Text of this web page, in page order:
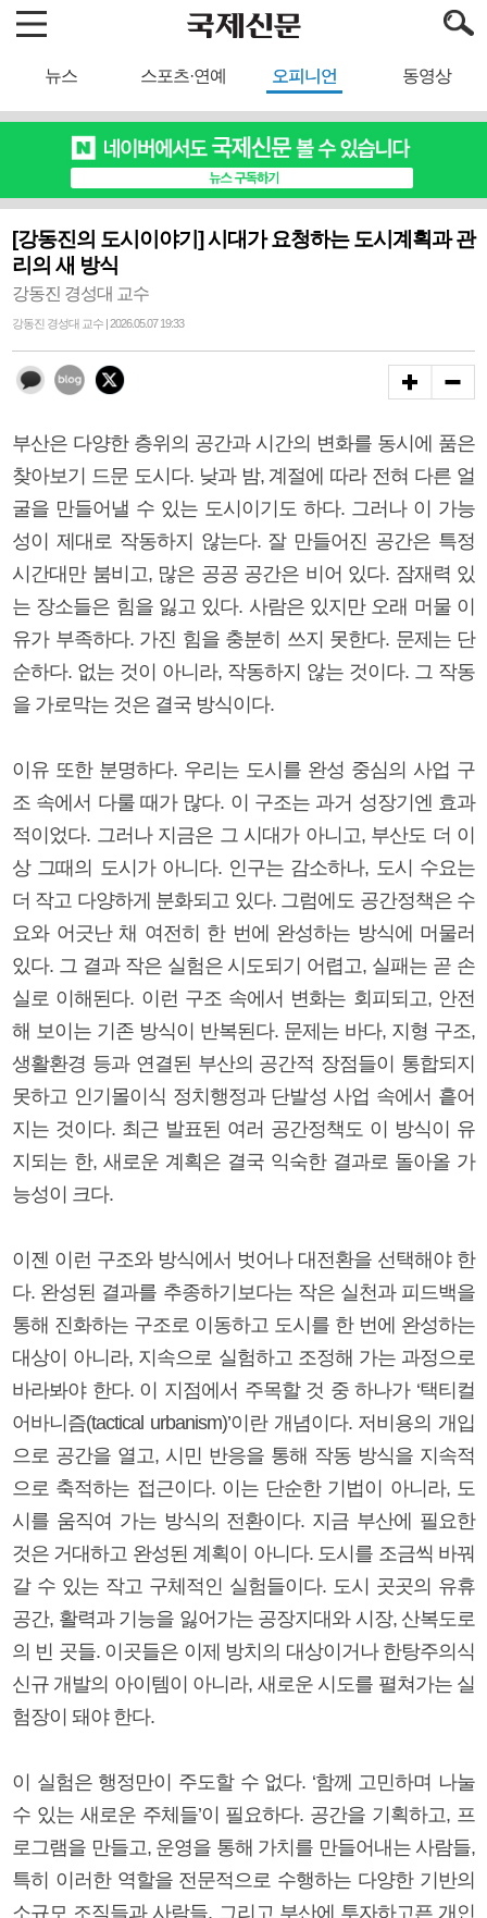
뉴스 스포츠·연예 오피니언 동영상
[강동진의 도시이야기] 시대가 요청하는 도시계획과 관
리의 새 방식
강동진 경성대 교수
강동진 경성대 교수 | 2026.05.07 19:33
부산은 다양한 층위의 공간과 시간의 변화를 동시에 품은
찾아보기 드문 도시다. 낮과 밤, 계절에 따라 전혀 다른 얼
굴을 만들어낼 수 있는 도시이기도 하다. 그러나 이 가능
성이 제대로 작동하지 않는다. 잘 만들어진 공간은 특정
시간대만 붐비고, 많은 공공 공간은 비어 있다. 잠재력 있
는 장소들은 힘을 잃고 있다. 사람은 있지만 오래 머물 이
유가 부족하다. 가진 힘을 충분히 쓰지 못한다. 문제는 단
순하다. 없는 것이 아니라, 작동하지 않는 것이다. 그 작동
을 가로막는 것은 결국 방식이다.
이유 또한 분명하다. 우리는 도시를 완성 중심의 사업 구
조 속에서 다룰 때가 많다. 이 구조는 과거 성장기엔 효과
적이었다. 그러나 지금은 그 시대가 아니고, 부산도 더 이
상 그때의 도시가 아니다. 인구는 감소하나, 도시 수요는
더 작고 다양하게 분화되고 있다. 그럼에도 공간정책은 수
요와 어긋난 채 여전히 한 번에 완성하는 방식에 머물러
있다. 그 결과 작은 실험은 시도되기 어렵고, 실패는 곧 손
실로 이해된다. 이런 구조 속에서 변화는 회피되고, 안전
해 보이는 기존 방식이 반복된다. 문제는 바다, 지형 구조,
생활환경 등과 연결된 부산의 공간적 장점들이 통합되지
못하고 인기몰이식 정치행정과 단발성 사업 속에서 흩어
지는 것이다. 최근 발표된 여러 공간정책도 이 방식이 유
지되는 한, 새로운 계획은 결국 익숙한 결과로 돌아올 가
능성이 크다.
이젠 이런 구조와 방식에서 벗어나 대전환을 선택해야 한
다. 완성된 결과를 추종하기보다는 작은 실천과 피드백을
통해 진화하는 구조로 이동하고 도시를 한 번에 완성하는
대상이 아니라, 지속으로 실험하고 조정해 가는 과정으로
바라봐야 한다. 이 지점에서 주목할 것 중 하나가 ‘택티컬
어바니즘(tactical urbanism)’이란 개념이다. 저비용의 개입
으로 공간을 열고, 시민 반응을 통해 작동 방식을 지속적
으로 축적하는 접근이다. 이는 단순한 기법이 아니라, 도
시를 움직여 가는 방식의 전환이다. 지금 부산에 필요한
것은 거대하고 완성된 계획이 아니다. 도시를 조금씩 바꿔
갈 수 있는 작고 구체적인 실험들이다. 도시 곳곳의 유휴
공간, 활력과 기능을 잃어가는 공장지대와 시장, 산복도로
의 빈 곳들. 이곳들은 이제 방치의 대상이거나 한탕주의식
신규 개발의 아이템이 아니라, 새로운 시도를 펼쳐가는 실
험장이 돼야 한다.
이 실험은 행정만이 주도할 수 없다. ‘함께 고민하며 나눌
수 있는 새로운 주체들’이 필요하다. 공간을 기획하고, 프
로그램을 만들고, 운영을 통해 가치를 만들어내는 사람들,
특히 이러한 역할을 전문적으로 수행하는 다양한 기반의
소규모 조직들과 사람들, 그리고 부산에 투자하고픈 개인